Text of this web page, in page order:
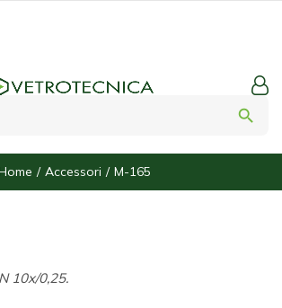
search
Accessori M-165
10x/0,25.